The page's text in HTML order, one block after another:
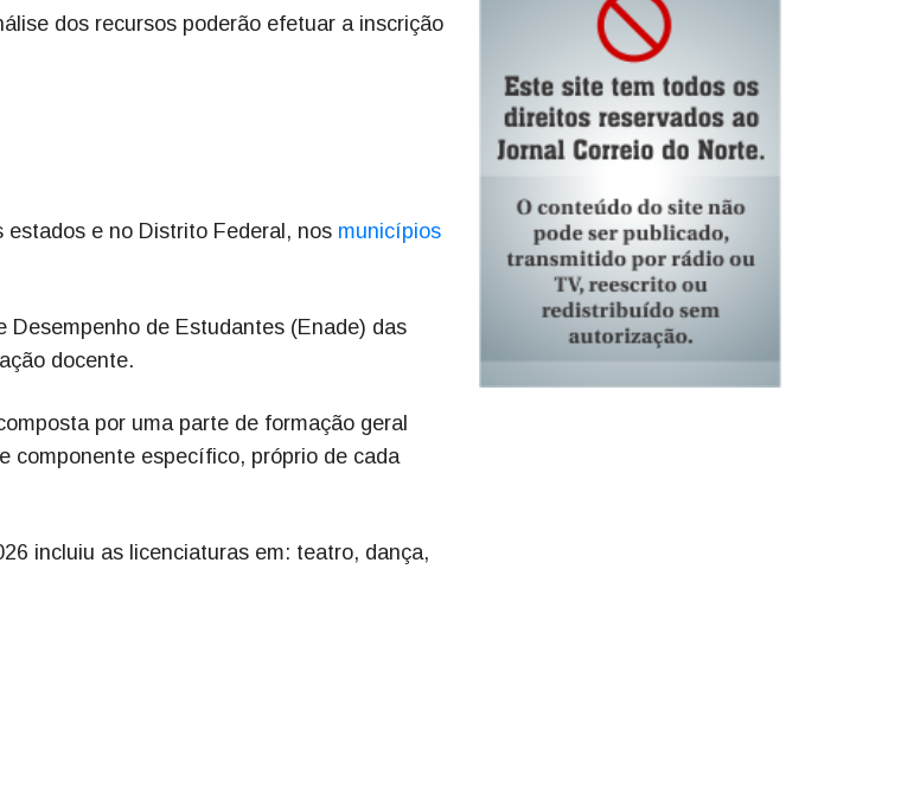
dos recursos poderão efetuar a inscrição
estados e no Distrito Federal, nos municípios
Desempenho de Estudantes (Enade) das
docente.
por uma parte de formação geral
componente específico, próprio de cada
incluiu as licenciaturas em: teatro, dança,